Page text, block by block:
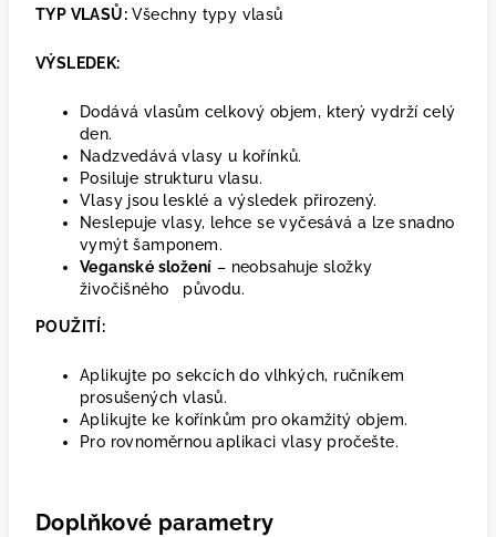
TYP VLASŮ: Všechny typy vlasů​
VÝSLEDEK:
Dodává vlasům celkový objem, který vydrží celý
den.
Nadzvedává vlasy u kořínků.
Posiluje strukturu vlasu.
Vlasy jsou lesklé a výsledek přirozený.
Neslepuje vlasy, lehce se vyčesává a lze snadno
vymýt šamponem.
Veganské složení – neobsahuje složky
živočišného původu.
POUŽITÍ:
Aplikujte po sekcích do vlhkých, ručníkem
prosušených vlasů.
Aplikujte ke kořínkům pro okamžitý objem.
Pro rovnoměrnou aplikaci vlasy pročešte.
Doplňkové parametry